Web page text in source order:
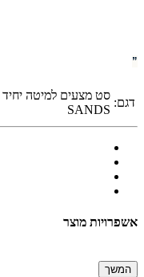
”
דגם:
SANDS
אשפרויות מוצר
המשך